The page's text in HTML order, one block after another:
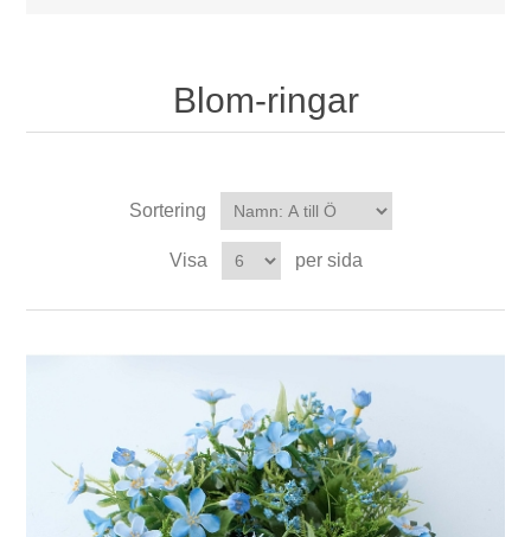
Blom-ringar
Sortering
Visa per sida